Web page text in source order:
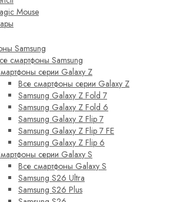
Mouse
Samsung
смартфоны Samsung
серии Galaxy Z
Все смартфоны серии Galaxy Z
Samsung Galaxy Z Fold 7
Samsung Galaxy Z Fold 6
Samsung Galaxy Z Flip 7
Samsung Galaxy Z Flip 7 FE
Samsung Galaxy Z Flip 6
серии Galaxy S
Все смартфоны Galaxy S
Samsung S26 Ultra
Samsung S26 Plus